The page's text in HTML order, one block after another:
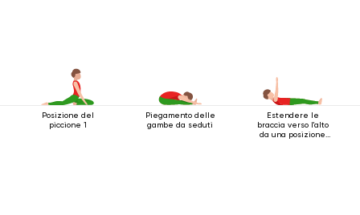
Posizione del
piccione 1
Piegamento delle
gambe da seduti
Estendere le
braccia verso l'alto
da una posizione